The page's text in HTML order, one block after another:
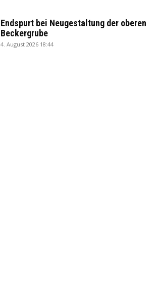
Endspurt bei Neugestaltung der oberen
Beckergrube
4. August 2026 18:44